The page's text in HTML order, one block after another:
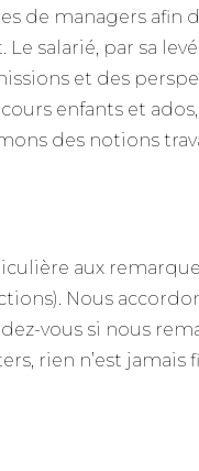
de managers afin
salarié, par sa
et des
enfants et
des notions
aux
Nous
vous si nous
rien n’est jamais